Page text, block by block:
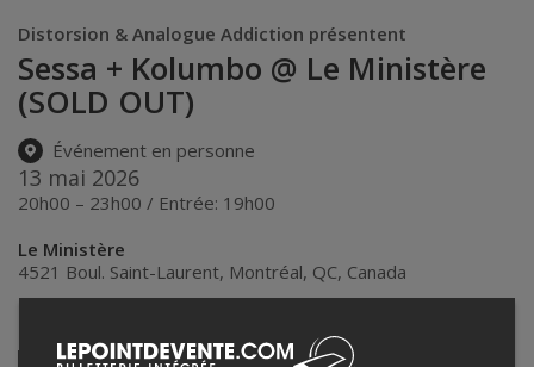
Distorsion & Analogue Addiction présentent
Sessa + Kolumbo @ Le Ministère
(SOLD OUT)
Événement en personne
13 mai 2026
20h00 – 23h00 / Entrée: 19h00
Le Ministère
4521 Boul. Saint-Laurent, Montréal, QC, Canada
Twitter